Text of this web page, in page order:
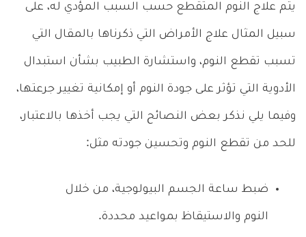
يتم علاج النوم المتقطع حسب السبب المؤدي له، على
سبيل المثال علاج الأمراض التي ذكرناها بالمقال التي
تسبب تقطع النوم، واستشارة الطبيب بشأن استبدال
الأدوية التي تؤثر على جودة النوم أو إمكانية تغيير جرعتها،
وفيما يلي نذكر بعض النصائح التي يجب أخذها بالاعتبار،
للحد من تقطع النوم وتحسين جودته مثل:
ضبط ساعة الجسم البيولوجية، من خلال
النوم والاستيقاظ بمواعيد محددة.